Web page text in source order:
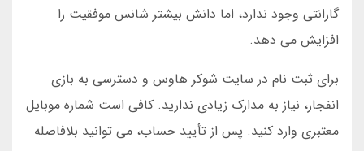
گارانتی وجود ندارد، اما دانش بیشتر شانس موفقیت را
افزایش می دهد.
برای ثبت نام در سایت شوکر هاوس و دسترسی به بازی
انفجار، نیاز به مدارک زیادی ندارید. کافی است شماره موبایل
معتبری وارد کنید. پس از تأیید حساب، می توانید بلافاصله